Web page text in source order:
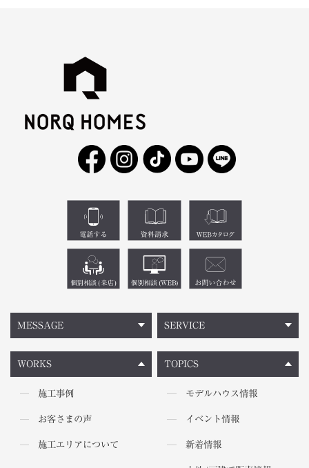
MESSAGE
WORKS
施工事例
お客さまの声
施工エリアについて
TOPICS
モデルハウス情報
イベント情報
新着情報
SERVICE